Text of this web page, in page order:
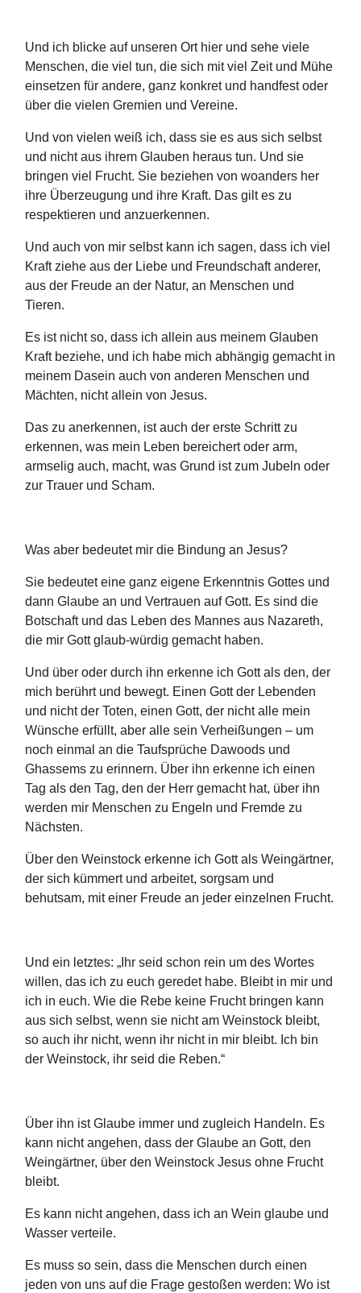
Und ich blicke auf unseren Ort hier und sehe viele
Menschen, die viel tun, die sich mit viel Zeit und Mühe
einsetzen für andere, ganz konkret und handfest oder
über die vielen Gremien und Vereine.
Und von vielen weiß ich, dass sie es aus sich selbst
und nicht aus ihrem Glauben heraus tun. Und sie
bringen viel Frucht. Sie beziehen von woanders her
ihre Überzeugung und ihre Kraft. Das gilt es zu
respektieren und anzuerkennen.
Und auch von mir selbst kann ich sagen, dass ich viel
Kraft ziehe aus der Liebe und Freundschaft anderer,
aus der Freude an der Natur, an Menschen und
Tieren.
Es ist nicht so, dass ich allein aus meinem Glauben
Kraft beziehe, und ich habe mich abhängig gemacht in
meinem Dasein auch von anderen Menschen und
Mächten, nicht allein von Jesus.
Das zu anerkennen, ist auch der erste Schritt zu
erkennen, was mein Leben bereichert oder arm,
armselig auch, macht, was Grund ist zum Jubeln oder
zur Trauer und Scham.
Was aber bedeutet mir die Bindung an Jesus?
Sie bedeutet eine ganz eigene Erkenntnis Gottes und
dann Glaube an und Vertrauen auf Gott. Es sind die
Botschaft und das Leben des Mannes aus Nazareth,
die mir Gott glaub-würdig gemacht haben.
Und über oder durch ihn erkenne ich Gott als den, der
mich berührt und bewegt. Einen Gott der Lebenden
und nicht der Toten, einen Gott, der nicht alle mein
Wünsche erfüllt, aber alle sein Verheißungen – um
noch einmal an die Taufsprüche Dawoods und
Ghassems zu erinnern. Über ihn erkenne ich einen
Tag als den Tag, den der Herr gemacht hat, über ihn
werden mir Menschen zu Engeln und Fremde zu
Nächsten.
Über den Weinstock erkenne ich Gott als Weingärtner,
der sich kümmert und arbeitet, sorgsam und
behutsam, mit einer Freude an jeder einzelnen Frucht.
Und ein letztes: „Ihr seid schon rein um des Wortes
willen, das ich zu euch geredet habe. Bleibt in mir und
ich in euch. Wie die Rebe keine Frucht bringen kann
aus sich selbst, wenn sie nicht am Weinstock bleibt,
so auch ihr nicht, wenn ihr nicht in mir bleibt. Ich bin
der Weinstock, ihr seid die Reben.“
Über ihn ist Glaube immer und zugleich Handeln. Es
kann nicht angehen, dass der Glaube an Gott, den
Weingärtner, über den Weinstock Jesus ohne Frucht
bleibt.
Es kann nicht angehen, dass ich an Wein glaube und
Wasser verteile.
Es muss so sein, dass die Menschen durch einen
jeden von uns auf die Frage gestoßen werden: Wo ist